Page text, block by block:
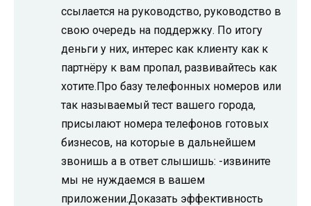
ссылается на руководство, руководство в
свою очередь на поддержку. По итогу
деньги у них, интерес как клиенту как к
партнёру к вам пропал, развивайтесь как
хотите.Про базу телефонных номеров или
так называемый тест вашего города,
присылают номера телефонов готовых
бизнесов, на которые в дальнейшем
звонишь а в ответ слышишь: -извините
мы не нуждаемся в вашем
приложении.Доказать эффективность